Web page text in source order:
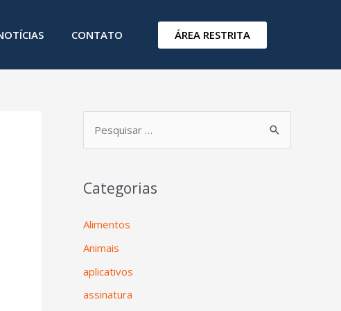
CONTATO ÁREA RESTRITA
Categorias
Alimentos
Animais
aplicativos
assinatura